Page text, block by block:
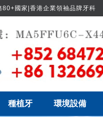
國家|香港企業領袖品牌牙科
種植牙 環境設備